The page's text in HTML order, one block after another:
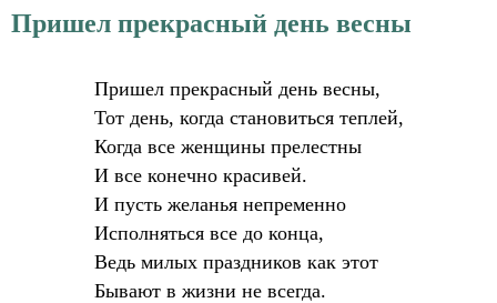
Пришел прекрасный день весны
Пришел прекрасный день весны,
Тот день, когда становиться теплей,
Когда все женщины прелестны
И все конечно красивей.
И пусть желанья непременно
Исполняться все до конца,
Ведь милых праздников как этот
Бывают в жизни не всегда.